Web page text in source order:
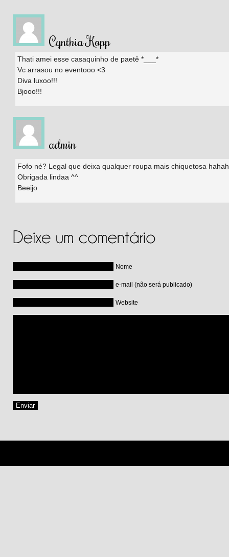
Cynthia Kopp
Thati amei esse casaquinho de paetê *___*
Vc arrasou no eventooo <3
Diva luxoo!!!
Bjooo!!!
admin
Fofo né? Legal que deixa qualquer roupa mais chiquetosa
Obrigada lindaa ^^
Beeijo
Nome
e-mail (não será publicado)
Website